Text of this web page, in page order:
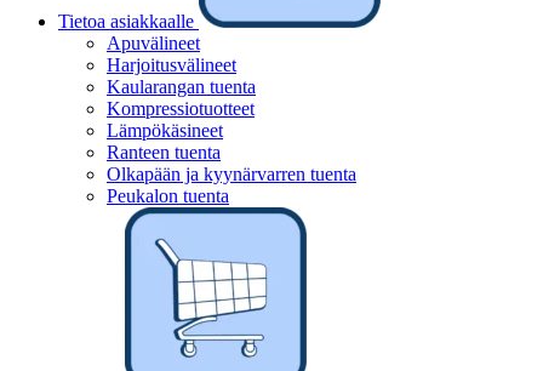
Tietoa asiakkaalle
Apuvälineet
Harjoitusvälineet
Kaularangan tuenta
Kompressiotuotteet
Lämpökäsineet
Ranteen tuenta
Olkapään ja kyynärvarren tuenta
Peukalon tuenta